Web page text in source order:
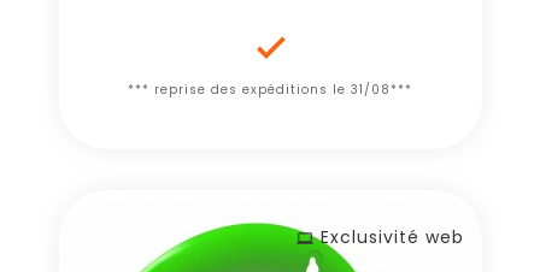

*** reprise des expéditions le 31/08***
Exclusivité web